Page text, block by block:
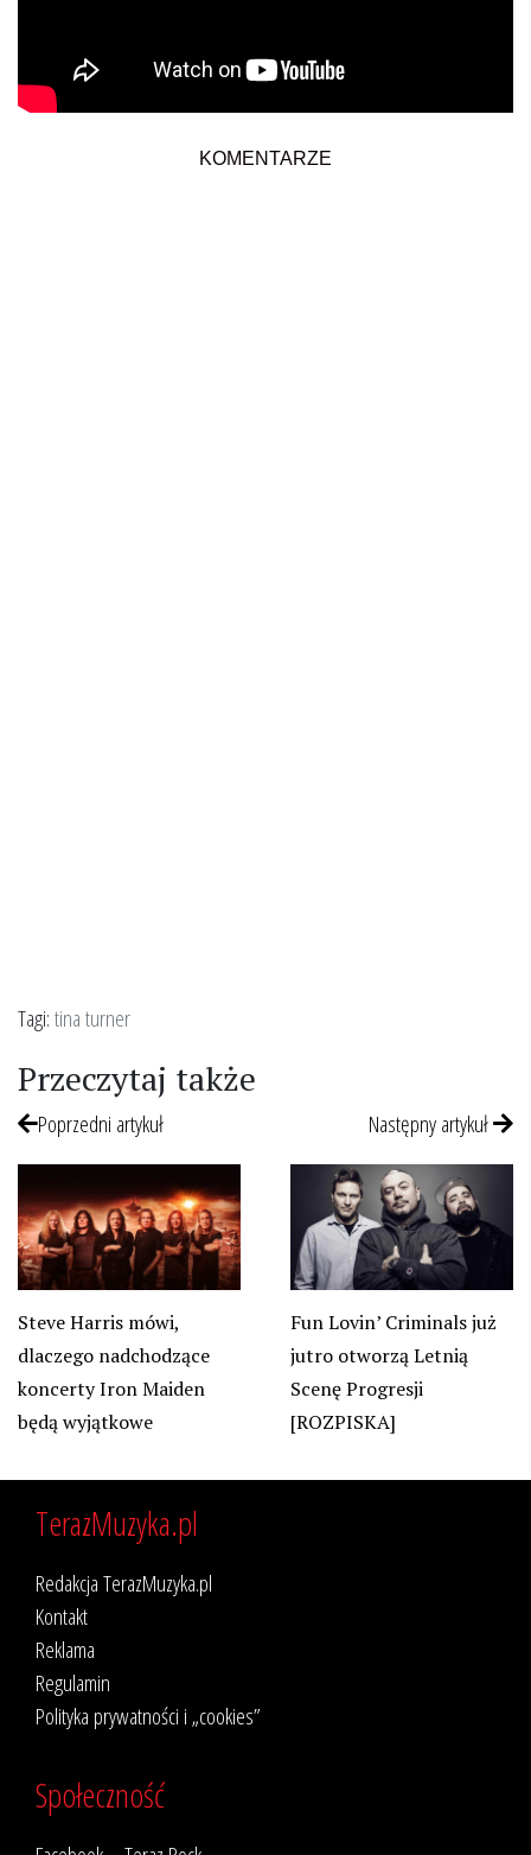
KOMENTARZE
Tagi:tina turner
Przeczytaj także
Poprzedni artykuł
Steve Harris mówi,
dlaczego nadchodzące
koncerty Iron Maiden
będą wyjątkowe
Następny artykuł
Fun Lovin’ Criminals już
jutro otworzą Letnią
Scenę Progresji
[ROZPISKA]
TerazMuzyka.pl
Redakcja TerazMuzyka.pl
Kontakt
Reklama
Regulamin
Polityka prywatności i „cookies”
Społeczność